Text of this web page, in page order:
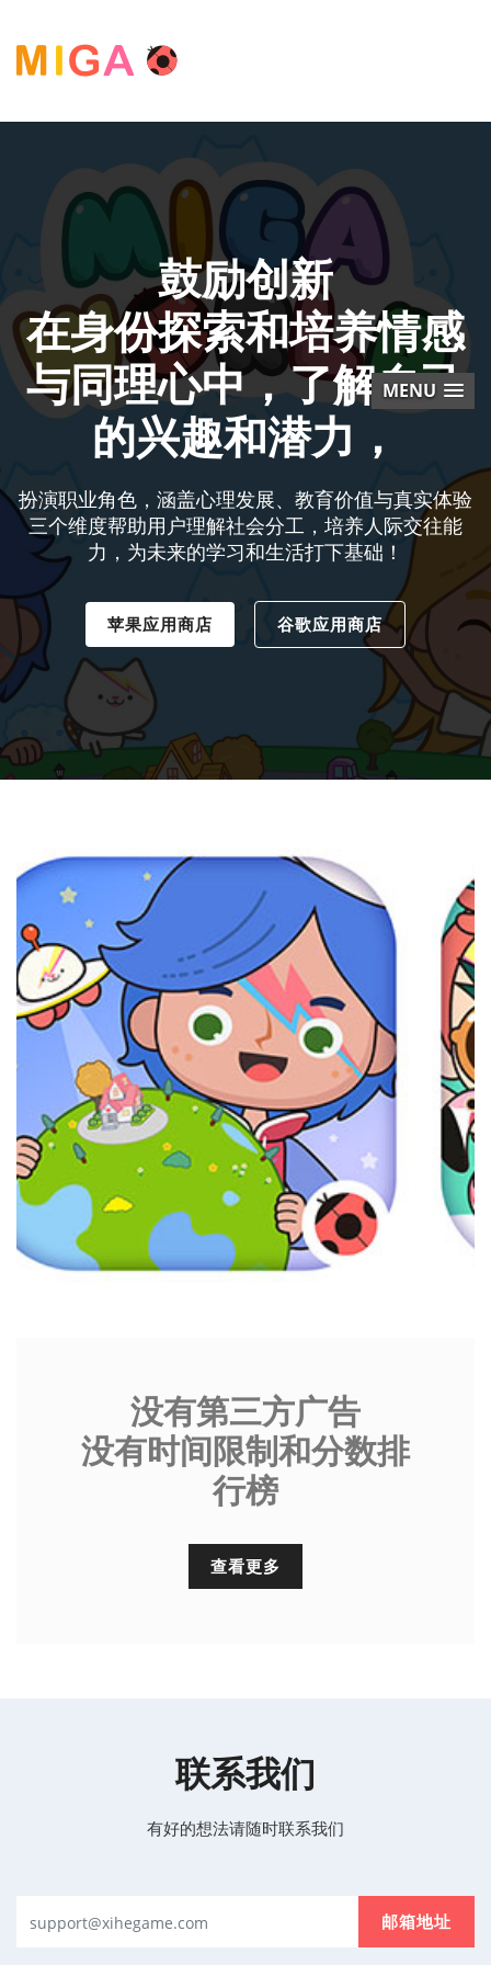
MENU
鼓励创新
在身份探索和培养情感
与同理心中，了解自己
的兴趣和潜力，
扮演职业角色，涵盖心理发展、教育价值与真实体验
三个维度帮助用户理解社会分工，培养人际交往能
力，为未来的学习和生活打下基础！
苹果应用商店 谷歌应用商店
没有第三方广告
没有时间限制和分数排
行榜
查看更多
联系我们
有好的想法请随时联系我们
邮箱地址